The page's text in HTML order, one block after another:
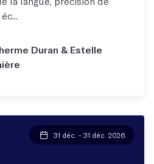
Duran & Estelle
31 déc. - 31 déc. 2026